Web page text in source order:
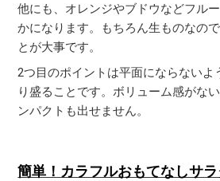
他にも、オレンジやブドウなどフル
かになります。もちろん生ものなの
とが大事です。
2つ目のポイントは平面にならないよ
り盛ることです。ボリューム感がな
ンパクトも出せません。
簡単！カラフルおもてなしサ